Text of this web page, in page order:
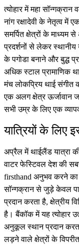
त्योहार में महा
नांग रक्षादेवी के नेतृत्व में
समर्पित क्षेत्रों के माध्यम
प्रदर्शनों से लेकर
के पगोडा बनाने और बुद्ध
अधिक स्टाल प्रामाणिक
मंच लोकप्रिय थाई संगीत
एक अलग क्षेत्र ऊर्जावान
सभी उम्र के लिए एक
यात्रियों के लिए
अप्रैल में थाईलैंड यात्रा
वाटर फेस्टिवल देश की
firsthand अनुभव करने का
सॉन्गक्रान से जुड़े केवल
प्रदान करता है, क्षेत्रीय
है। बैंकॉक में यह त्योहार
अनुकूल स्थान प्रदान
लड़ने वाले क्षेत्रों के